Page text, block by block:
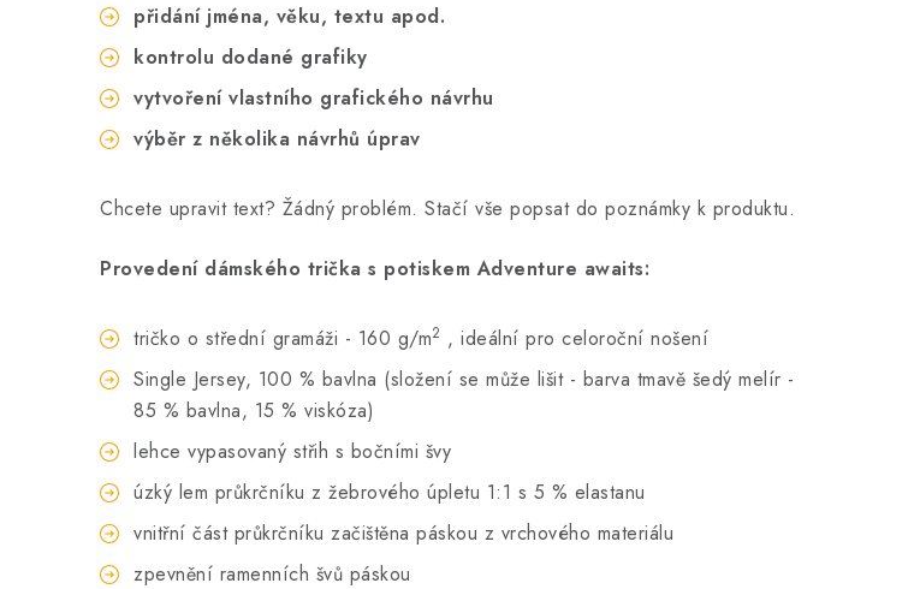
přidání jména, věku, textu apod.
kontrolu dodané grafiky
vytvoření vlastního grafického návrhu
výběr z několika návrhů úprav
Chcete upravit text? Žádný problém. Stačí vše popsat do poznámky k produktu.
Provedení dámského trička s potiskem Adventure awaits:
tričko o střední gramáži - 160 g/m2 , ideální pro celoroční nošení
Single Jersey, 100 % bavlna (složení se může lišit - barva tmavě šedý melír -
85 % bavlna, 15 % viskóza)
lehce vypasovaný střih s bočními švy
úzký lem průkrčníku z žebrového úpletu 1:1 s 5 % elastanu
vnitřní část průkrčníku začištěna páskou z vrchového materiálu
zpevnění ramenních švů páskou